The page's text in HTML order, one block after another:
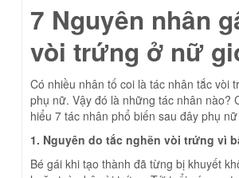
7 Nguyên nhân
vòi trứng ở nữ
Có nhiều nhân tố coi là tác nhân tắc vòi
phụ nữ. Vậy đó là những tác nhân nào?
hiểu 7 tác nhân phổ biến sau đây phụ
1. Nguyên do tắc nghẽn vòi trứng vì
Bé gái khi tạo thành đã từng bị khuyết